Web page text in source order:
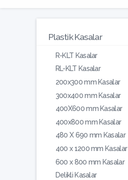
Plastik Kasalar
R-KLT Kasalar
RL-KLT Kasalar
200x300 mm Kasalar
300x400 mm Kasalar
400X600 mm Kasalar
400x800 mm Kasalar
480 X 690 mm Kasalar
400 x 1200 mm Kasalar
600 x 800 mm Kasalar
Delikli Kasalar